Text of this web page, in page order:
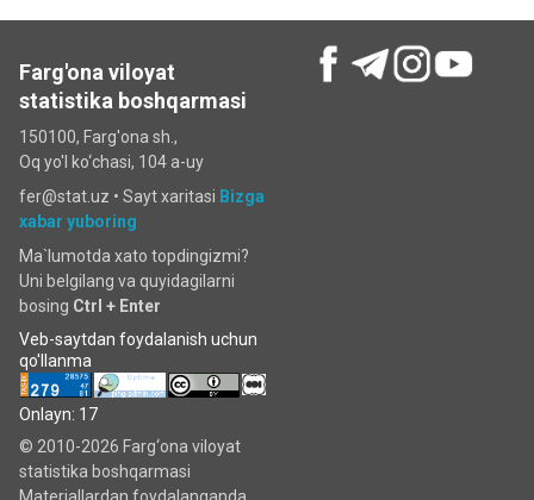
Farg'ona viloyat
statistika boshqarmasi
150100, Farg'ona sh.,
Oq yo'l ko‘chаsi, 104 a-uy
fer@stat.uz • Sayt xaritasi Bizga
xabar yuboring
Ma`lumotda xato topdingizmi?
Uni belgilang va quyidagilarni
bosing Ctrl + Enter
Veb-saytdan foydalanish uchun
qo'llanma
Onlayn: 17
© 2010-2026 Farg‘ona viloyat
statistika boshqarmasi